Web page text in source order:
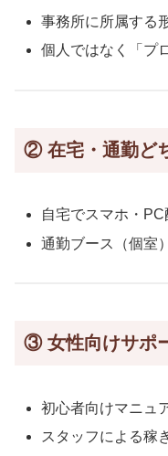
事務所に所属する
個人ではなく「プ
② 在宅・通勤ど
自宅でスマホ・PC
通勤ブース（個室
③ 女性向けサポ
初心者向けマニュ
スタッフによる稼